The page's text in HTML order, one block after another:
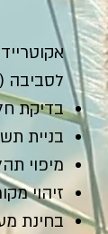
לסביבה (PRTR) הכוללת:
בדיקת
בניית
מיפוי
זיהוי
בחינת